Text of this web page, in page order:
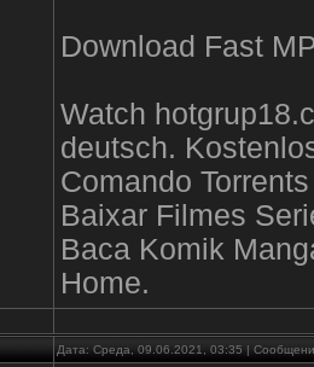
Download Fast
Watch
deutsch.
Comando
Baixar Filmes
Baca Komik
Home.
Дата: Среда, 09.06.2021, 03:35 |